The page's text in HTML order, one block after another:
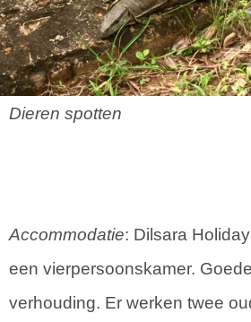
Dieren spotten
Accommodatie: Dilsara
een vierpersoonskamer.
verhouding. Er werken twee